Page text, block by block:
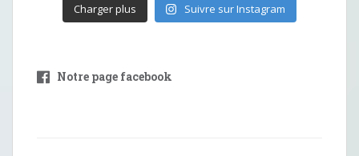
Charger plus Suivre sur Instagram
Notre page facebook